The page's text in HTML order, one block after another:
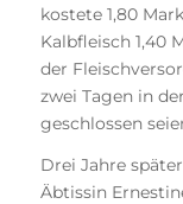
kostete 1,80
Kalbfleisch 1,40
der
zwei Tagen in
geschlossen
Drei Jahre
Äbtissin